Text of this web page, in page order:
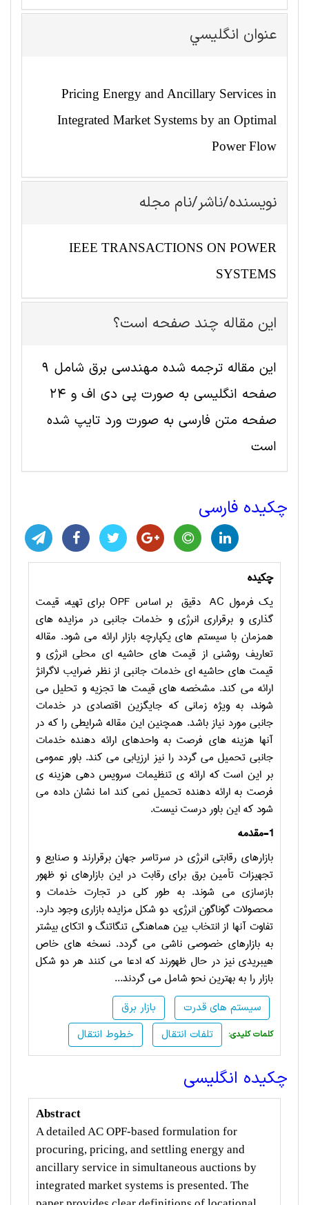
عنوان انگليسي
Pricing Energy and Ancillary Services in
Integrated Market Systems by an Optimal
Power Flow
نویسنده/ناشر/نام مجله
IEEE TRANSACTIONS ON POWER
SYSTEMS
این مقاله چند صفحه است؟
این مقاله ترجمه شده مهندسی برق شامل 9
صفحه انگلیسی به صورت پی دی اف و 24
صفحه متن فارسی به صورت ورد تایپ شده
است
چکیده فارسی
چکیده
یک فرمول AC دقیق بر اساس OPF برای تهیه، قیمت
گذاری و برقراری انرژی و خدمات جانبی در مزایده های
همزمان با سیستم های یکپارچه بازار ارائه می شود. مقاله
تعاریف روشنی از قیمت های حاشیه ای محلی انرژی و
قیمت های حاشیه ای خدمات جانبی از نظر ضرایب لاگرانژ
ارائه می کند. مشخصه های قیمت ها تجزیه و تحلیل می
شوند، به ویژه زمانی که جایگزین اقتصادی در خدمات
جانبی مورد نیاز باشد. همچنین این مقاله شرایطی را که در
آنها هزینه های فرصت به واحدهای ارائه دهنده خدمات
جانبی تحمیل می گردد را نیز ارزیابی می کند. باور عمومی
بر این است که ارائه ی تنظیمات سرویس دهی هزینه ی
فرصت به ارائه دهنده تحمیل نمی کند اما نشان داده می
شود که این باور درست نیست.
1-مقدمه
بازارهای رقابتی انرژی در سرتاسر جهان برقرارند و صنایع و
تجهیزات تأمین برق برای رقابت در این بازارهای نو ظهور
بازسازی می شوند. به طور کلی در تجارت خدمات و
محصولات گوناگون انرژی، دو شکل مزایده بازاری وجود دارد.
تفاوت آنها از انتخاب بین هماهنگی تنگاتنگ و اتکای بیشتر
به بازارهای خصوصی ناشی می گردد. نسخه های خاص
هیبریدی نیز در حال ظهورند که ادعا می کنند هر دو شکل
بازار را به بهترین نحو شامل می گردند...
بازار برق
سیستم های قدرت
خطوط انتقال
تلفات انتقال :کلمات کلیدی
چکیده انگلیسی
Abstract
A detailed AC OPF-based formulation for
procuring, pricing, and settling energy and
ancillary service in simultaneous auctions by
integrated market systems is presented. The